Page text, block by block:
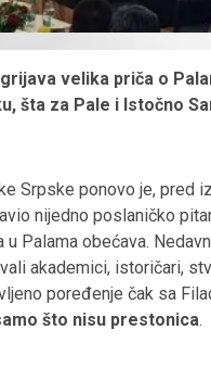
velika priča o
šta za Pale i Istočno
Srpske ponovo je, pred
nijedno poslaničko
Palama obećava.
akademici, istoričari,
poređenje čak sa
što nisu prestonica.